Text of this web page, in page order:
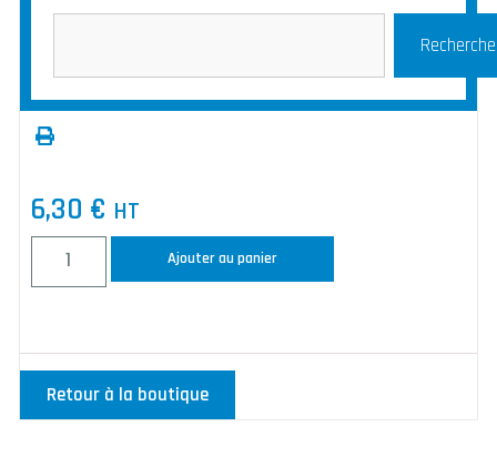
6,30 € HT
Ajouter au panier
Retour à la boutique